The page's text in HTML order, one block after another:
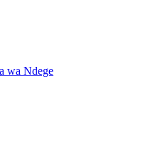
wa Ndege